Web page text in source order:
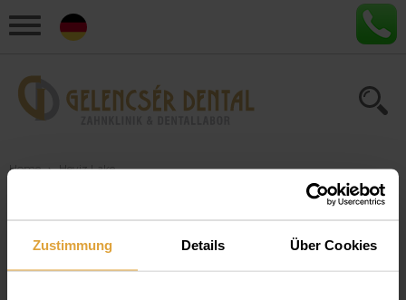
Zustimmung Details Über Cookies
Home › Heviz Lake
Artikel zum Thema "Heviz
Lake"